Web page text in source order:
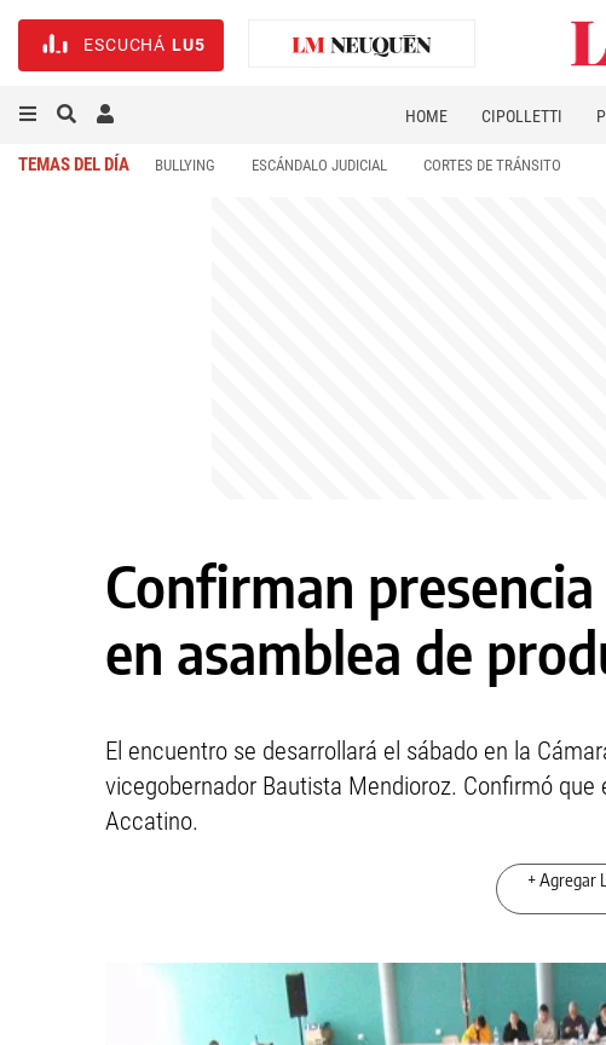
ESCUCHÁ LU5
HOME CIPOLLETTI
TEMAS DEL DÍA BULLYING ESCÁNDALO JUDICIAL CORTES DE TRÁNSITO
Confirman
en asamblea de
El encuentro se desarrollará el sábado en la
vicegobernador Bautista Mendioroz. Confirmó
Accatino.
+ Agregar